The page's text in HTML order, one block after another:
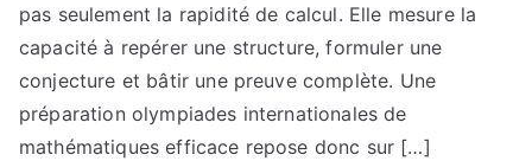
pas seulement la rapidité de calcul. Elle mesure la
capacité à repérer une structure, formuler une
conjecture et bâtir une preuve complète. Une
préparation olympiades internationales de
mathématiques efficace repose donc sur […]